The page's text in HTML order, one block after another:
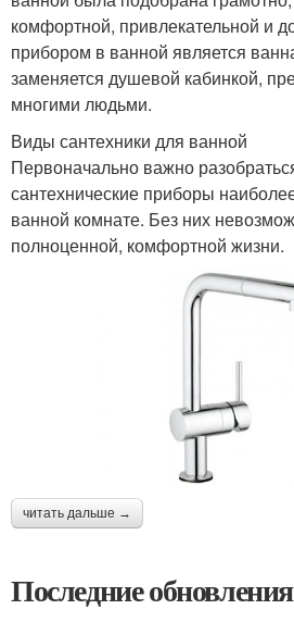
комфортной, привлекательной и
прибором в ванной является
заменяется душевой кабинкой,
многими людьми.
Виды сантехники для ванной
Первоначально важно
сантехнические приборы
ванной комнате. Без них
полноценной, комфортной жизни.
читать дальше →
Последние